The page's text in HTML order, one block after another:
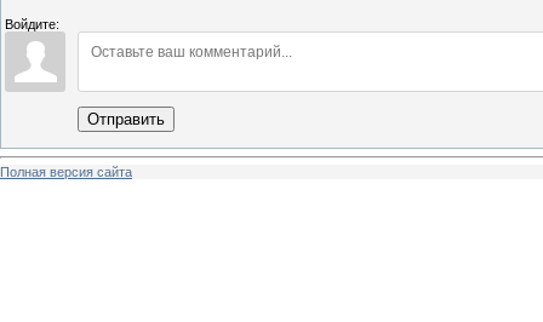
Войдите:
Отправить
Полная версия сайта